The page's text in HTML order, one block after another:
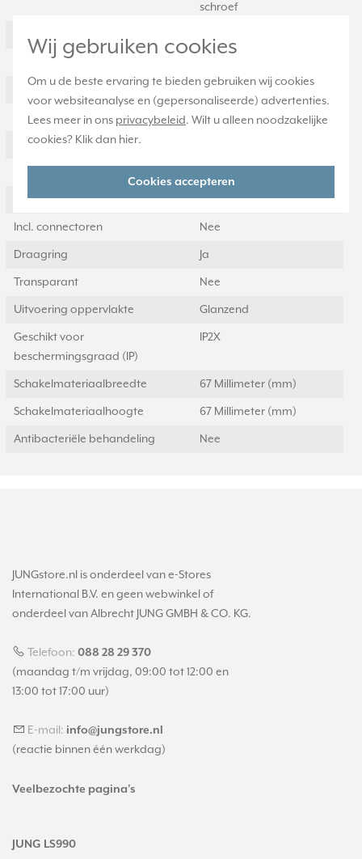
Wij gebruiken cookies
Om u de beste ervaring te bieden gebruiken wij cookies
voor websiteanalyse en (gepersonaliseerde) advertenties.
Lees meer in ons privacybeleid. Wilt u alleen noodzakelijke
cookies? Klik dan hier.
Cookies accepteren
schroef
Met verlichting
Nee
RAL-nummer (vergelijkbaar) 1013
Met stofbescherming
Slagvastheid IK00
Incl. connectoren Nee
Draagring Ja
Transparant Nee
Uitvoering oppervlakte Glanzend
Geschikt voor
beschermingsgraad (IP)
IP2X
Schakelmateriaalbreedte 67 Millimeter (mm)
Schakelmateriaalhoogte 67 Millimeter (mm)
Antibacteriële behandeling Nee
JUNGstore.nl is onderdeel van e-Stores
International B.V. en geen webwinkel of
onderdeel van Albrecht JUNG GMBH & CO. KG.
Telefoon: 088 28 29 370
(maandag t/m vrijdag, 09:00 tot 12:00 en
13:00 tot 17:00 uur)
E-mail: info@jungstore.nl
(reactie binnen één werkdag)
Veelbezochte pagina's
JUNG LS990